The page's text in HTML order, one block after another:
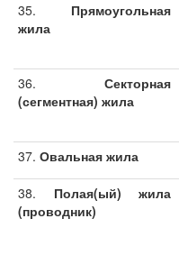
35. Прямоугольная
жила
36. Секторная
(сегментная) жила
37. Овальная жила
38. Полая(ый) жила
(проводник)